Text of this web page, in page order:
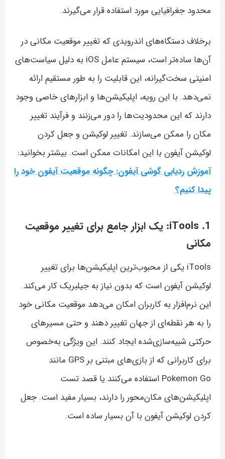
محدود جغرافیایی مورد استفاده قرار می‌گیرند.
برخلاف دستگاه‌های اندرویدی که تغییر موقعیت مکانی در
آن‌ها ساده‌تر است، سیستم عامل iOS به دلیل سیاست‌های
امنیتی سخت‌گیرانه، این قابلیت را به طور مستقیم ارائه
نمی‌دهد. با این رویه، اپلیکیشن‌ها و ابزارهای خاصی وجود
دارند که این محدودیت‌ها را دور می‌زنند و فرآیند تغییر
مکان را ممکن می‌سازند. تغییر لوکیشن و جعل کردن
لوکیشن آیفون با این امکانات ممکن است. بیشتر بخوانید:
آموزش ردیابی گوشی آیفون: چگونه موقعیت آیفون خود را
پیدا کنیم؟
1. iTools: یک ابزار جامع برای تغییر موقعیت
مکانی
iTools یکی از محبوب‌ترین اپلیکیشن‌ها برای تغییر
لوکیشن آیفون است که بدون نیاز به جیلبریک کار می‌کند.
این نرم‌افزار به کاربران امکان می‌دهد موقعیت مکانی خود
را به هر نقطه‌ای از جهان تغییر دهند و حتی مسیرهای
حرکتی شبیه‌سازی‌شده ایجاد کنند. این ویژگی به‌خصوص
برای کاربرانی که از بازی‌های مبتنی بر GPS مانند
Pokemon Go استفاده می‌کنند یا قصد تست
اپلیکیشن‌های مکان‌محور را دارند، بسیار مفید است. جعل
کردن لوکیشن آیفون با آن بسیار ساده است.